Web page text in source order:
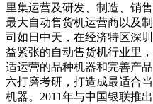
里集运营及研发、制造、销
最大自动售货机运营商以及
司如日中天，在经济特区深
益紧张的自动售货机行业里
适运营的品种机器和完善产
六打磨考研，打造成最适合
机器。2011年与中国银联推